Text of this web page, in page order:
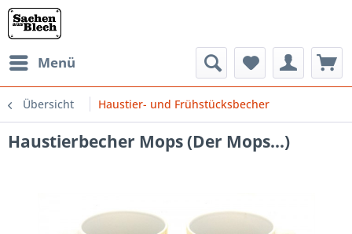
Menü
Übersicht Haustier- und Frühstücksbecher
Haustierbecher Mops (Der Mops...)